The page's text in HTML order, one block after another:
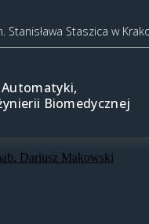
Staszica w
Biomedycznej
Dariusz Makowski